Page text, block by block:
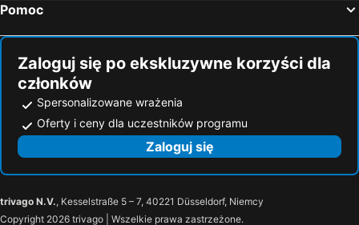
Pomoc
Zaloguj się po ekskluzywne korzyści dla
członków
Spersonalizowane wrażenia
Oferty i ceny dla uczestników programu
Zaloguj się
trivago N.V., Kesselstraße 5 – 7, 40221 Düsseldorf, Niemcy
Copyright 2026 trivago | Wszelkie prawa zastrzeżone.